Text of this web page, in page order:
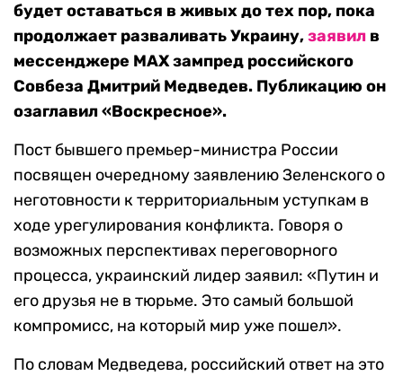
будет оставаться в живых до тех пор, пока
продолжает разваливать Украину,заявил в
мессенджере МАХ зампред российского
Совбеза Дмитрий Медведев. Публикацию он
озаглавил «Воскресное».
Пост бывшего премьер-министра России
посвящен очередному заявлению Зеленского о
неготовности к территориальным уступкам в
ходе урегулирования конфликта. Говоря о
возможных перспективах переговорного
процесса, украинский лидер заявил: «Путин и
его друзья не в тюрьме. Это самый большой
компромисс, на который мир уже пошел».
По словам Медведева, российский ответ на это